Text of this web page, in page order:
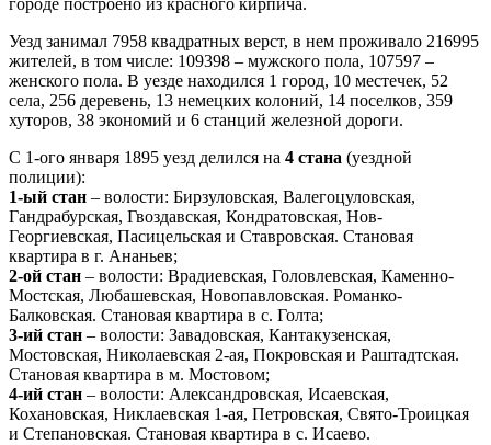
городе построено из красного кирпича.
Уезд занимал 7958 квадратных верст, в нем проживало 216995
жителей, в том числе: 109398 – мужского пола, 107597 –
женского пола. В уезде находился 1 город, 10 местечек, 52
села, 256 деревень, 13 немецких колоний, 14 поселков, 359
хуторов, 38 экономий и 6 станций железной дороги.
С 1-ого января 1895 уезд делился на 4 стана (уездной
полиции):
1-ый стан – волости: Бирзуловская, Валегоцуловская,
Гандрабурская, Гвоздавская, Кондратовская, Нов-
Георгиевская, Пасицельская и Ставровская. Становая
квартира в г. Ананьев;
2-ой стан – волости: Врадиевская, Головлевская, Каменно-
Мостская, Любашевская, Новопавловская. Романко-
Балковская. Становая квартира в с. Голта;
3-ий стан – волости: Завадовская, Кантакузенская,
Мостовская, Николаевская 2-ая, Покровская и Раштадтская.
Становая квартира в м. Мостовом;
4-ий стан – волости: Александровская, Исаевская,
Кохановская, Никлаевская 1-ая, Петровская, Свято-Троицкая
и Степановская. Становая квартира в с. Исаево.